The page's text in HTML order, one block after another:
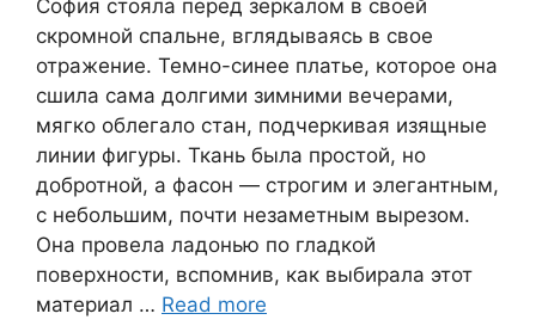
София стояла перед зеркалом в своей
скромной спальне, вглядываясь в свое
отражение. Темно-синее платье, которое она
сшила сама долгими зимними вечерами,
мягко облегало стан, подчеркивая изящные
линии фигуры. Ткань была простой, но
добротной, а фасон — строгим и элегантным,
с небольшим, почти незаметным вырезом.
Она провела ладонью по гладкой
поверхности, вспомнив, как выбирала этот
материал … Read more